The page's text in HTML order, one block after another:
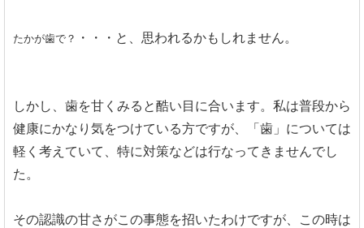
たかが歯で？ ・・・と、思われるかもしれません。
しかし、歯を甘くみると酷い目に合います。私は普段から
健康にかなり気をつけている方ですが、「歯」については
軽く考えていて、特に対策などは行なってきませんでし
た。
その認識の甘さがこの事態を招いたわけですが、この時は